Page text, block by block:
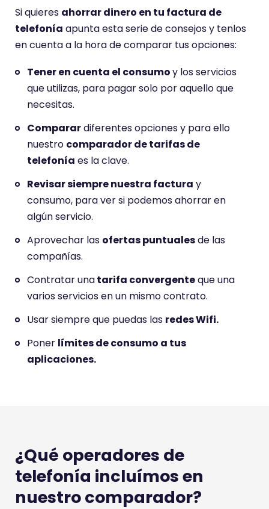
Si quieres ahorrar dinero en tu factura de
telefonía apunta esta serie de consejos y tenlos
en cuenta a la hora de comparar tus opciones:
Tener en cuenta el consumoy los servicios
que utilizas, para pagar solo por aquello que
necesitas.
Comparardiferentes opciones y para ello
nuestro comparador de tarifas de
telefonía es la clave.
Revisar siempre nuestra factura y
consumo, para ver si podemos ahorrar en
algún servicio.
Aprovechar las ofertas puntualesde las
compañías.
Contratar unatarifa convergenteque una
varios servicios en un mismo contrato.
Usar siempre que puedas las redes Wifi.
Poner límites de consumo a tus
aplicaciones.
¿Qué operadores de
telefonía incluímos en
nuestro comparador?